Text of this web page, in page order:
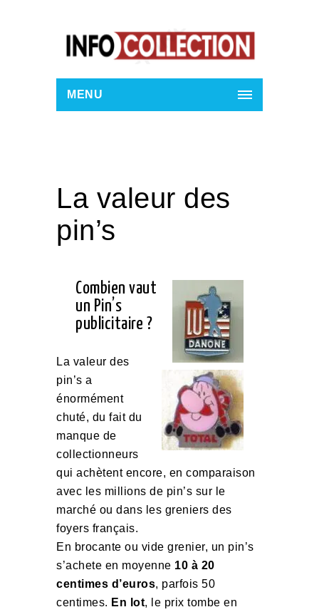
MENU
La valeur des
pin’s
Combien vaut
un Pin’s
publicitaire ?
La valeur des
pin’s a
énormément
chuté, du fait du
manque de
collectionneurs
qui achètent encore, en comparaison
avec les millions de pin’s sur le
marché ou dans les greniers des
foyers français.
En brocante ou vide grenier, un pin’s
s’achete en moyenne 10 à 20
centimes d’euros, parfois 50
centimes. En lot, le prix tombe en